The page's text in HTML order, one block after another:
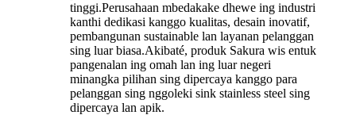
tinggi.Perusahaan mbedakake dhewe ing industri
kanthi dedikasi kanggo kualitas, desain inovatif,
pembangunan sustainable lan layanan pelanggan
sing luar biasa.Akibaté, produk Sakura wis entuk
pangenalan ing omah lan ing luar negeri
minangka pilihan sing dipercaya kanggo para
pelanggan sing nggoleki sink stainless steel sing
dipercaya lan apik.